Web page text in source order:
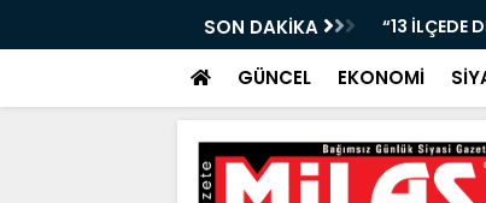
SON DAKİKA
KAYBETTİ, ŞARAMPOLE YUVARLANDI!” “13 İLÇEDE
GÜNCEL EKONOMİ